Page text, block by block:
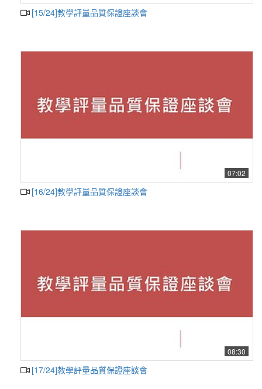
[15/24]教學評量品質保證座談會
07:02
[16/24]教學評量品質保證座談會
08:30
[17/24]教學評量品質保證座談會